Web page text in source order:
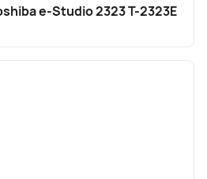
e-Studio 2323 T-2323E